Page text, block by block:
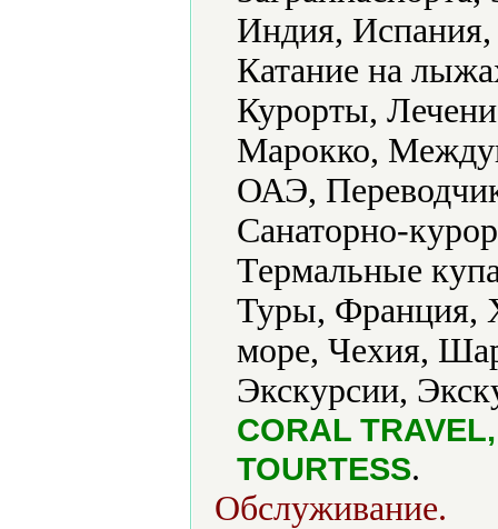
Индия,
Катание на
Курорты,
Марокко,
ОАЭ,
Санаторно-
Термальные
Туры, Франция,
море, Чехия,
Экскурсии,
CORAL
TOURTESS.
Обслуживание.